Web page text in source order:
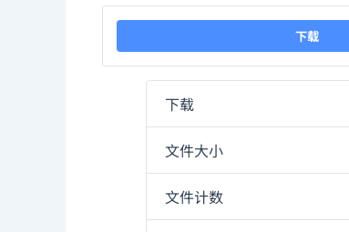
下载
下载
文件大小
文件计数